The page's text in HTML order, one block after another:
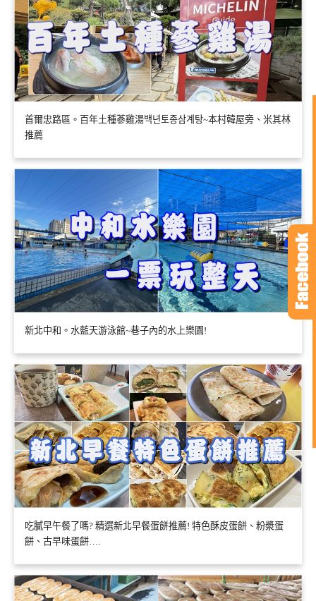
首爾忠路區。百年土種蔘雞湯백년토종삼계탕~本村韓屋旁、米其林
推薦
新北中和。水藍天游泳館~巷子內的水上樂園!
吃膩早午餐了嗎? 精選新北早餐蛋餅推薦! 特色酥皮蛋餅、粉漿蛋
餅、古早味蛋餅….